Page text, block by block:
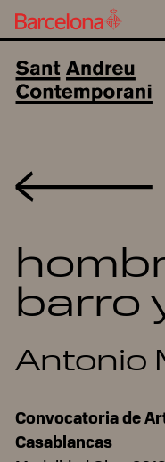
barro
Antonio
Convocatoria de
Casablancas